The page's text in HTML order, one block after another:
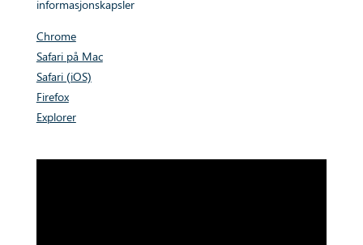
informasjonskapsler
Chrome
Safari på Mac
Safari (iOS)
Firefox
Explorer